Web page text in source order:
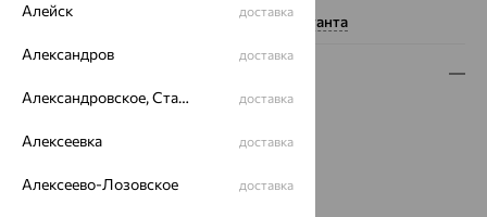
Нужна помощь консультанта
Металл:Золото
Проба:585
Алейск доставка
Александров доставка
Александровское, Ставропольский край доставка
Алексеевка доставка
Алексеево-Лозовское доставка